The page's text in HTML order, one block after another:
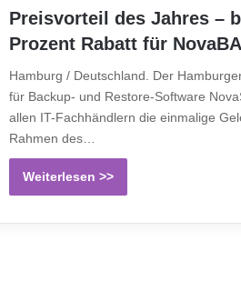
Preisvorteil des Jahres –
Prozent Rabatt für
Hamburg / Deutschland. Der
für Backup- und Restore-Software
allen IT-Fachhändlern die einmalige
Rahmen des…
Weiterlesen >>